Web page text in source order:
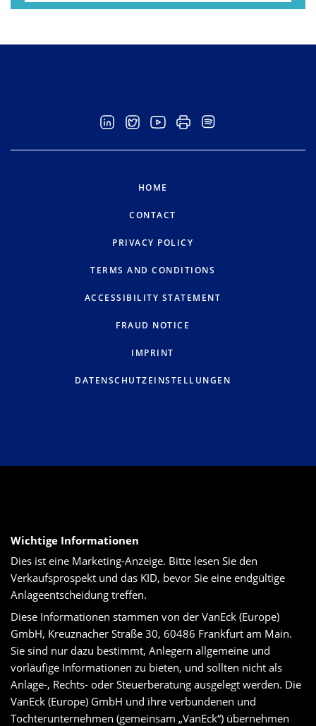
HOME
CONTACT
PRIVACY POLICY
TERMS AND CONDITIONS
ACCESSIBILITY STATEMENT
FRAUD NOTICE
IMPRINT
DATENSCHUTZEINSTELLUNGEN
Wichtige Informationen
Dies ist eine Marketing-Anzeige. Bitte lesen Sie den
Verkaufsprospekt und das KID, bevor Sie eine endgültige
Anlageentscheidung treffen.
Diese Informationen stammen von der VanEck (Europe)
GmbH, Kreuznacher Straße 30, 60486 Frankfurt am Main.
Sie sind nur dazu bestimmt, Anlegern allgemeine und
vorläufige Informationen zu bieten, und sollten nicht als
Anlage-, Rechts- oder Steuerberatung ausgelegt werden. Die
VanEck (Europe) GmbH und ihre verbundenen und
Tochterunternehmen (gemeinsam „VanEck“) übernehmen